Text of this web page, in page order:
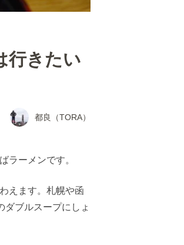
行きたい
都良（TORA）
ラーメンです。
えます。札幌や函
ダブルスープにしょ